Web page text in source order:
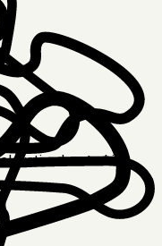
located in